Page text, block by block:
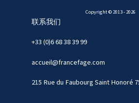
Copyright © 2013 - 2026
联系我们
+33 (0)6 68 38 39 99
accueil@francefage.com
215 Rue du Faubourg Saint Honoré